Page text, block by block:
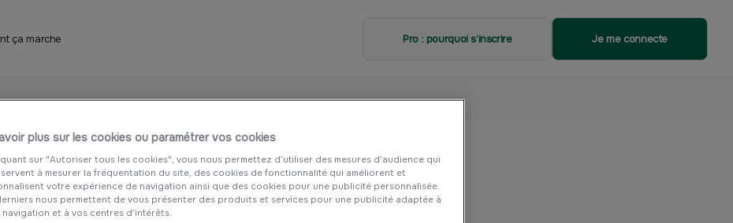
ça marche Pro : pourquoi s’inscrire Je me connecte
plus sur les cookies ou paramétrer vos cookies
sur "Autoriser tous les cookies", vous nous permettez d’utiliser des mesures d’audience qui
servent à mesurer la fréquentation du site, des cookies de fonctionnalité qui améliorent et
votre expérience de navigation ainsi que des cookies pour une publicité personnalisée.
nous permettent de vous présenter des produits et services pour une publicité adaptée à
et à vos centres d’intérêts.